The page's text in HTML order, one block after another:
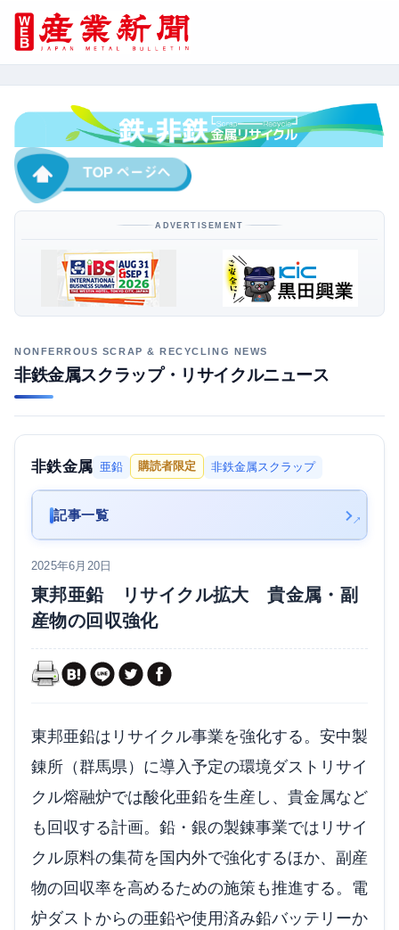
ADVERTISEMENT
非鉄金属スクラップ・リサイクルニュース
非鉄金属 亜鉛 購読者限定 非鉄金属スクラップ
記事一覧
2025年6月20日
東邦亜鉛 リサイクル拡大 貴金属・副
産物の回収強化
東邦亜鉛はリサイクル事業を強化する。安中製
錬所（群馬県）に導入予定の環境ダストリサイ
クル熔融炉では酸化亜鉛を生産し、貴金属など
も回収する計画。鉛・銀の製錬事業ではリサイ
クル原料の集荷を国内外で強化するほか、副産
物の回収率を高めるための施策も推進する。電
炉ダストからの亜鉛や使用済み鉛バッテリーか